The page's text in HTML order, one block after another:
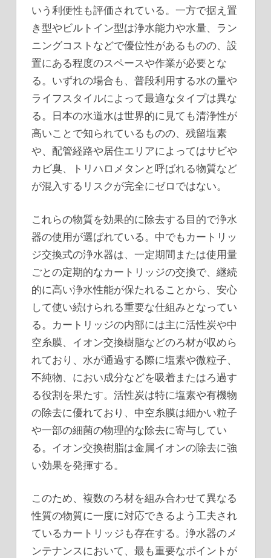
いう利便性も評価されている。一方で据え置
き型やビルトイン型は浄水能力や水量、ラン
ニングコストなどで優位性があるものの、設
置にある程度のスペースや作業が必要とな
る。いずれの場合も、普段利用する水の量や
ライフスタイルによって最適なタイプは異な
る。日本の水道水は世界的に見ても清浄性が
高いことで知られているものの、残留塩素
や、配管経路や居住エリアによってはサビや
カビ臭、トリハロメタンと呼ばれる物質など
が混入するリスクが完全にゼロではない。
これらの物質を効果的に除去する目的で浄水
器の使用が選ばれている。中でもカートリッ
ジ交換式の浄水器は、一定期間または使用量
ごとの定期的なカートリッジの交換で、継続
的に高い浄水性能が保たれることから、安心
して使い続けられる重要な仕組みとなってい
る。カートリッジの内部には主に活性炭や中
空糸膜、イオン交換樹脂などのろ材が収めら
れており、水が通過する際に塩素や微粒子、
不純物、におい成分などを吸着またはろ過す
る役割を果たす。活性炭は特に塩素や有機物
の除去に優れており、中空糸膜は細かい粒子
や一部の細菌の物理的な除去に寄与してい
る。イオン交換樹脂は金属イオンの除去に強
い効果を発揮する。
このため、複数のろ材を組み合わせて異なる
性質の物質に一度に対応できるよう工夫され
ているカートリッジも存在する。浄水器のメ
ンテナンスにおいて、最も重要なポイントが